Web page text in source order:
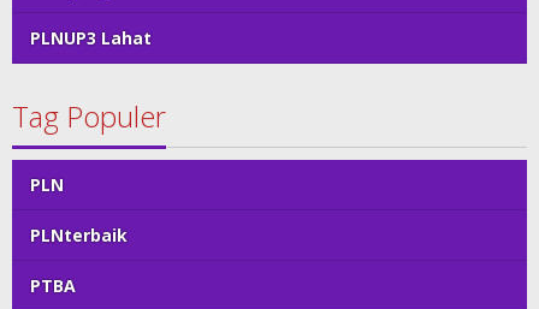
PLNUP3 Lahat
Tag Populer
PLN
PLNterbaik
PTBA